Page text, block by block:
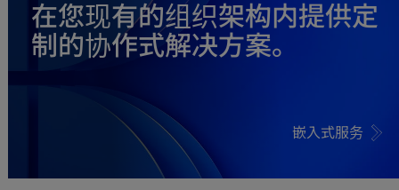
在您现有的组织架构内提供定
制的协作式解决方案。
嵌入式服务